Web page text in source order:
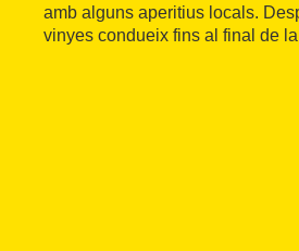
amb alguns aperitius locals.
vinyes condueix fins al final de